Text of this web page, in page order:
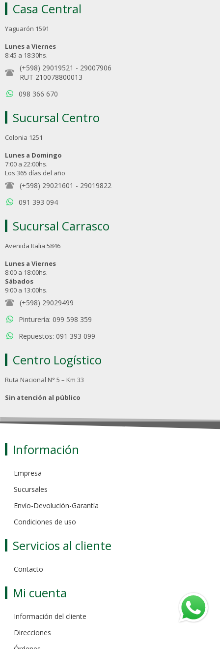
Casa Central
Yaguarón 1591
Lunes a Viernes
8:45 a 18:30hs.
(+598) 29019521 - 29007906
RUT 210078800013
098 366 670
Sucursal Centro
Colonia 1251
Lunes a Domingo
7:00 a 22:00hs.
Los 365 días del año
(+598) 29021601 - 29019822
091 393 094
Sucursal Carrasco
Avenida Italia 5846
Lunes a Viernes
8:00 a 18:00hs.
Sábados
9:00 a 13:00hs.
(+598) 29029499
Pinturería: 099 598 359
Repuestos: 091 393 099
Centro Logístico
Ruta Nacional N° 5 – Km 33
Sin atención al público
Información
Empresa
Sucursales
Envío-Devolución-Garantía
Condiciones de uso
Servicios al cliente
Contacto
Mi cuenta
Información del cliente
Direcciones